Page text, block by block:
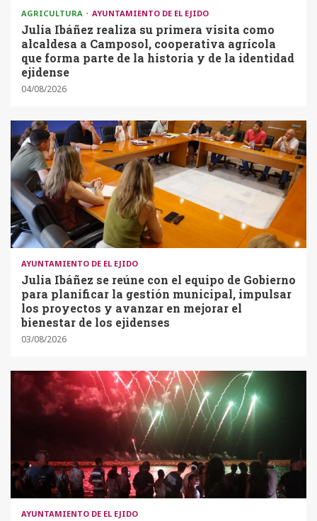
AGRICULTURA AYUNTAMIENTO DE EL EJIDO
Julia Ibáñez realiza su primera visita como
alcaldesa a Camposol, cooperativa agrícola
que forma parte de la historia y de la identidad
ejidense
04/08/2026
AYUNTAMIENTO DE EL EJIDO
Julia Ibáñez se reúne con el equipo de Gobierno
para planificar la gestión municipal, impulsar
los proyectos y avanzar en mejorar el
bienestar de los ejidenses
03/08/2026
AYUNTAMIENTO DE EL EJIDO